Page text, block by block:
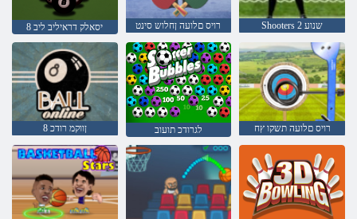
יסאלק דראיליב ליב 8 רויס םלועה ןחלוש סינט Shooters 2 שנוע
ןווקמ רודכ 8 לגרודכ תועוב רויס םלועה תשקו ץח